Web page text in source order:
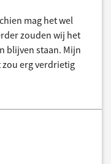
mag het wel
zouden wij het
blijven staan. Mijn
zou erg verdrietig